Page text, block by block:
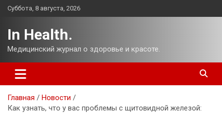
Перейти
Суббота, 8 августа, 2026
In Health.
Медицинский журнал о здоровье и красоте.
Главная
Новости
Как узнать, что у вас проблемы с щитовидной железой: